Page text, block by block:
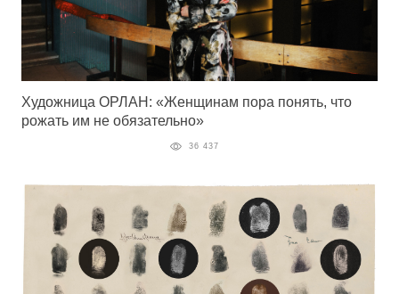
Художница ОРЛАН: «Женщинам пора понять, что
рожать им не обязательно»
36 437